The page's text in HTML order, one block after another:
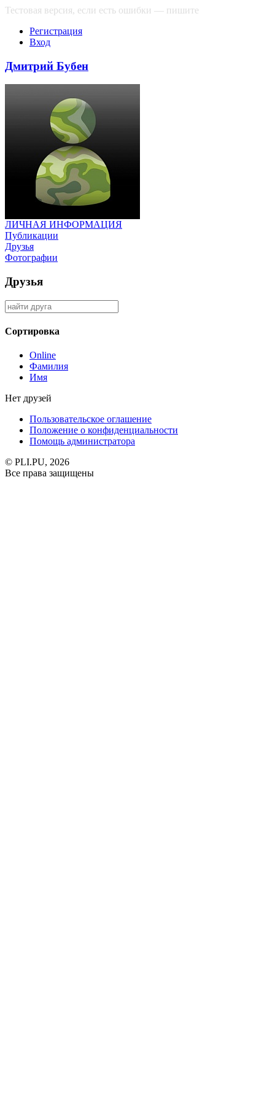
Тестовая версия, если есть ошибки — пишите
Регистрация
Вход
Дмитрий Бубен
ЛИЧНАЯ ИНФОРМАЦИЯ
Публикации
Друзья
Фотографии
Друзья
Сортировка
Online
Фамилия
Имя
Нет друзей
Пользовательское оглашение
Положение о конфиденциальности
Помощь администратора
© PLI.PU, 2026
Все права защищены